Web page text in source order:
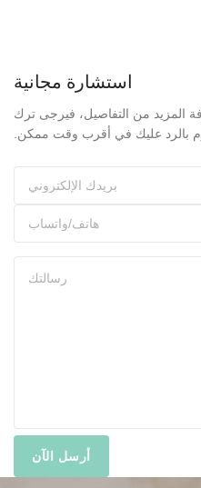
استشارة مجانية
المزيد من التفاصيل، فيرجى ترك
بالرد عليك في أقرب وقت ممكن.